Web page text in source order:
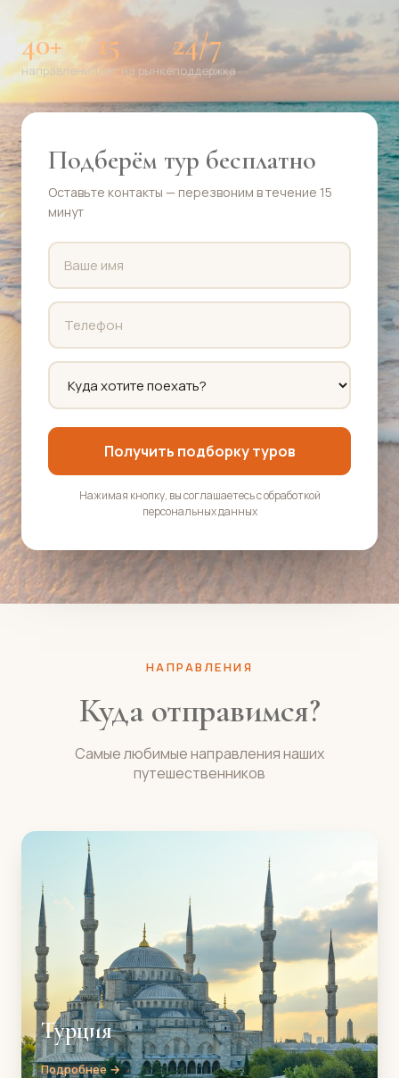
40+
направлений
15
лет на рынке
24/7
поддержка
Подберём тур бесплатно
Оставьте контакты — перезвоним в течение 15
минут
Получить подборку туров
Нажимая кнопку, вы соглашаетесь с обработкой
персональных данных
НАПРАВЛЕНИЯ
Куда отправимся?
Самые любимые направления наших
путешественников
Турция
Подробнее →